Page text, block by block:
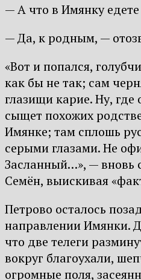
— А что в Имянку
— Да, к родным, —
«Вот и попался,
как бы не так; сам
глазищи карие. Ну, где
сыщет похожих
Имянке; там сплошь
серыми глазами. Не
Засланный…», — вновь
Семён, выискивая
Петрово осталось
направлении Имянки.
что две телеги
вокруг благоухали,
огромные поля,